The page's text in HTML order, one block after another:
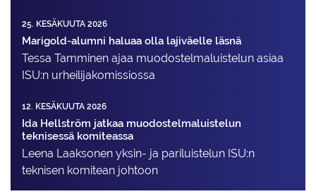
25. KESÄKUUTA 2026
Marigold-alumni haluaa olla lajiväelle läsnä
Tessa Tamminen ajaa muodostelma­luistelun asiaa
ISU:n urheilija­komissiossa
12. KESÄKUUTA 2026
Ida Hellström jatkaa muodostelmaluistelun
teknisessä komiteassa
Leena Laaksonen yksin- ja pariluistelun ISU:n
teknisen komitean johtoon